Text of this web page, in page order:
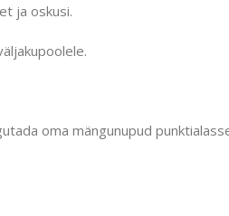
ja oskusi.
oma mängunupud